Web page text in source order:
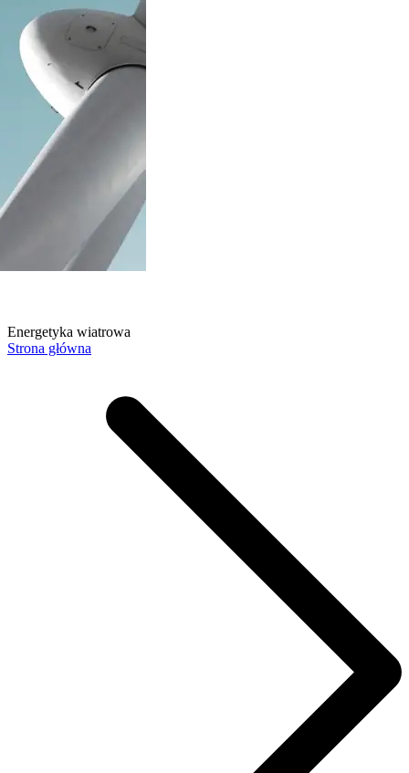
Energetyka wiatrowa
Strona główna